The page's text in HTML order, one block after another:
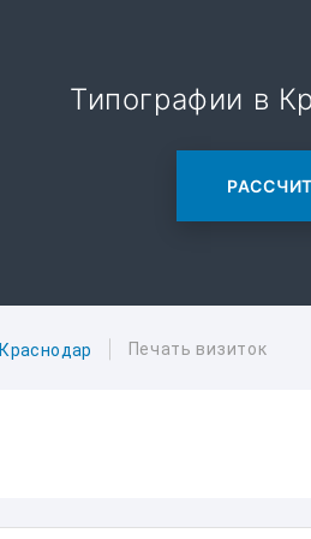
Типографии в
Краснодар Печать визиток